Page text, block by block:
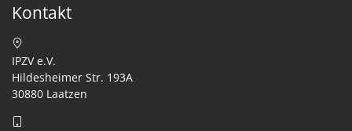
Kontakt
IPZV e.V.
Hildesheimer Str. 193A
30880 Laatzen